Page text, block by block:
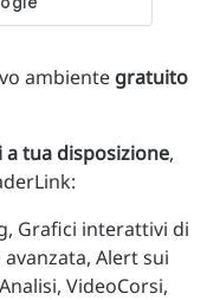
ambiente gratuito
tua disposizione,
Grafici interattivi di
Alert sui
VideoCorsi,